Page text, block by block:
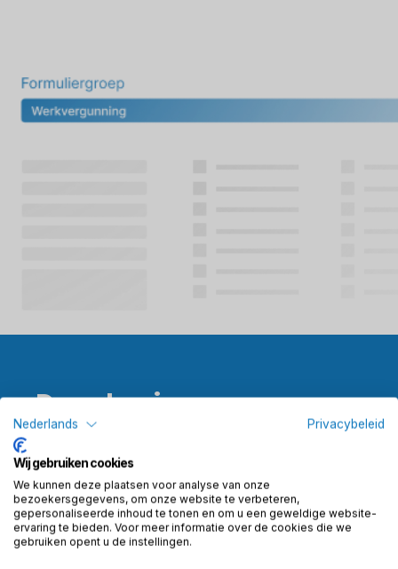
De oplossing
vergunningen of meldingen.
Altijd centraal opgeslagen en gekoppeld aan
objecten of werkorders.
Nederlands Privacybeleid
Wij gebruiken cookies
We kunnen deze plaatsen voor analyse van onze
bezoekersgegevens, om onze website te verbeteren,
gepersonaliseerde inhoud te tonen en om u een geweldige website-
ervaring te bieden. Voor meer informatie over de cookies die we
gebruiken opent u de instellingen.